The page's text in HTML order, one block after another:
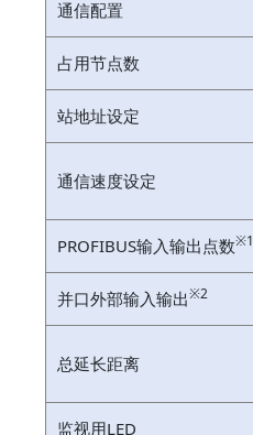
通信配置
占用节点数
站地址设定
通信速度设定
PROFIBUS输入输出点数※1
并口外部输入输出※2
总延长距离
监视用LED